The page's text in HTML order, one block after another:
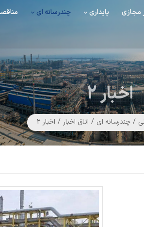
مجازی پایداری چندرسانه ای
اخبار2
چندرسانه ای اتاق اخبار اخبار 2